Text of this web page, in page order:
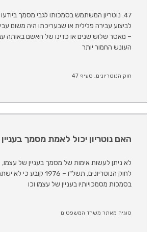
47. נוטריון המשתמש בסמכותו לגבי מסמך
לביצוע עבירה פלילית או שבעריכתו היה משום
– מאסר שלוש שנים או כדינו של האשם באותה
העונש החמור יותר
חוק הנוטריונים, סעיף 47
האם נוטריון יכול לאמת מסמך
לחוק הנוטריונים, תשל"ו – 1976
בסמכות מסמכויותיו בעניין של עצמו וכו
סוגיה מאתר משרד המשפטים